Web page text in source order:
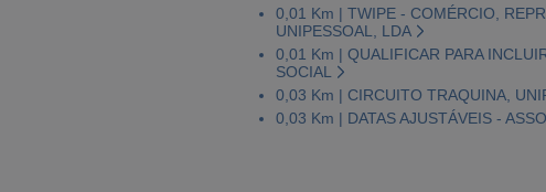
0,01 Km | TWIPE - COMÉRCIO,
UNIPESSOAL, LDA
0,01 Km | QUALIFICAR PARA
SOCIAL
0,03 Km | CIRCUITO TRAQUINA,
0,03 Km | DATAS AJUSTÁVEIS -